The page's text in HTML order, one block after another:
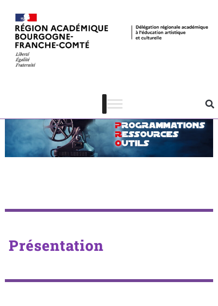
Retour à la page CINEMA
Présentation